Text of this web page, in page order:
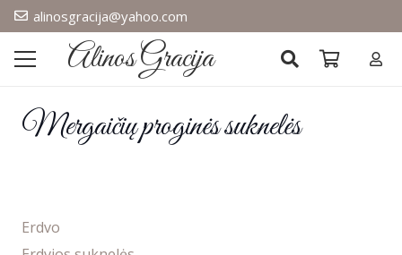
alinosgracija@yahoo.com
Alinos Gracija
Mergaičių proginės suknelės
Erdvo